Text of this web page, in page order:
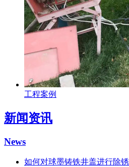
工程案例
新闻资讯
News
如何对球墨铸铁井盖进行除锈